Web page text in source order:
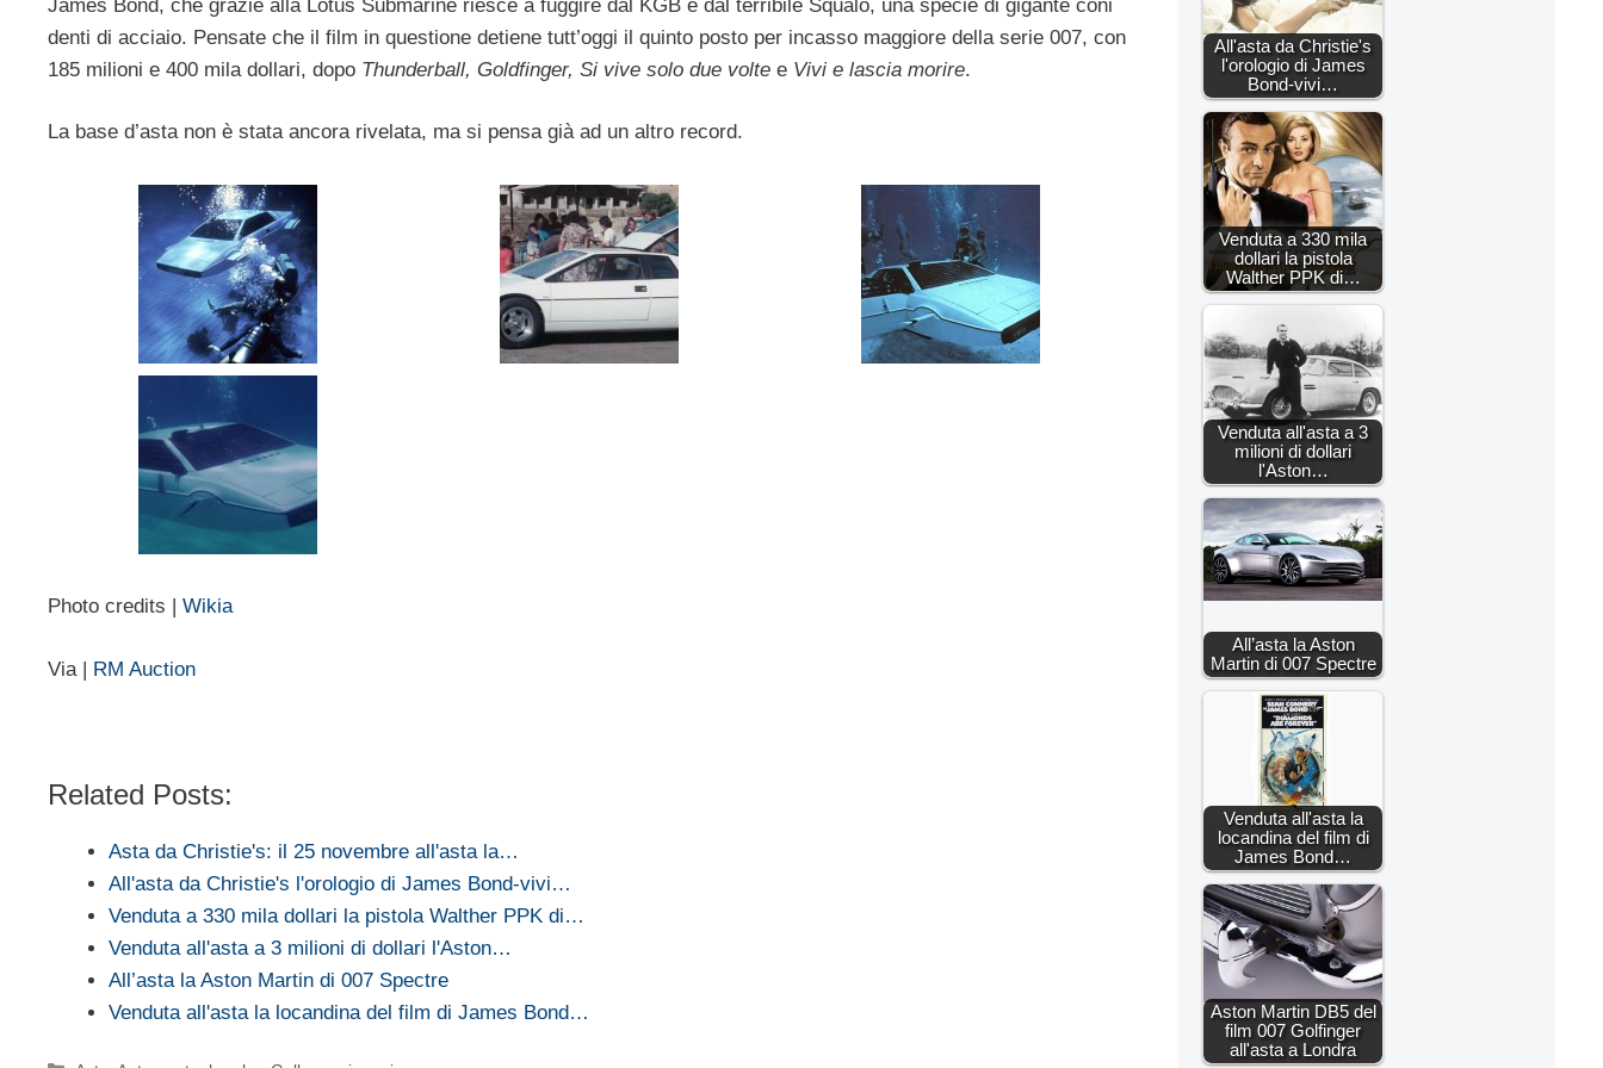
James Bond, che grazie alla Lotus Submarine riesce a fuggire dal KGB e dal terribile Squalo, una specie di gigante coni
denti di acciaio. Pensate che il film in questione detiene tutt’oggi il quinto posto per incasso maggiore della serie 007, con
185 milioni e 400 mila dollari, dopo Thunderball, Goldfinger, Si vive solo due volte e Vivi e lascia morire.
La base d’asta non è stata ancora rivelata, ma si pensa già ad un altro record.
Photo credits | Wikia
Via | RM Auction
Related Posts:
Asta da Christie's: il 25 novembre all'asta la…
All'asta da Christie's l'orologio di James Bond-vivi…
Venduta a 330 mila dollari la pistola Walther PPK di…
Venduta all'asta a 3 milioni di dollari l'Aston…
All’asta la Aston Martin di 007 Spectre
Venduta all'asta la locandina del film di James Bond…
All'asta da Christie's
l'orologio di James
Bond-vivi…
Venduta a 330 mila
dollari la pistola
Walther PPK di…
Venduta all'asta a 3
milioni di dollari
l'Aston…
All’asta la Aston
Martin di 007 Spectre
Venduta all'asta la
locandina del film di
James Bond…
Aston Martin DB5 del
film 007 Golfinger
all'asta a Londra